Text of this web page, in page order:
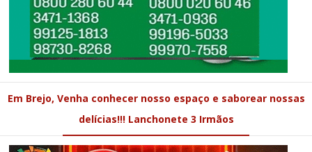
Em Brejo, Venha conhecer nosso espaço e saborear nossas
delícias!!! Lanchonete 3 Irmãos